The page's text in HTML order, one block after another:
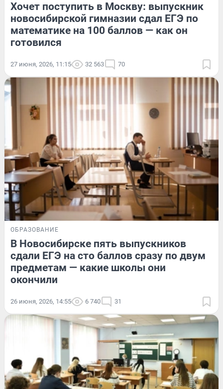
Хочет поступить в Москву: выпускник
новосибирской гимназии сдал ЕГЭ по
математике на 100 баллов — как он
готовился
27 июня, 2026, 11:15 32 563 70
ОБРАЗОВАНИЕ
В Новосибирске пять выпускников
сдали ЕГЭ на сто баллов сразу по двум
предметам — какие школы они
окончили
26 июня, 2026, 14:55 6 740 31